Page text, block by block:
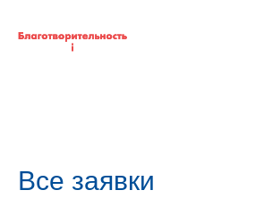
Все заявки